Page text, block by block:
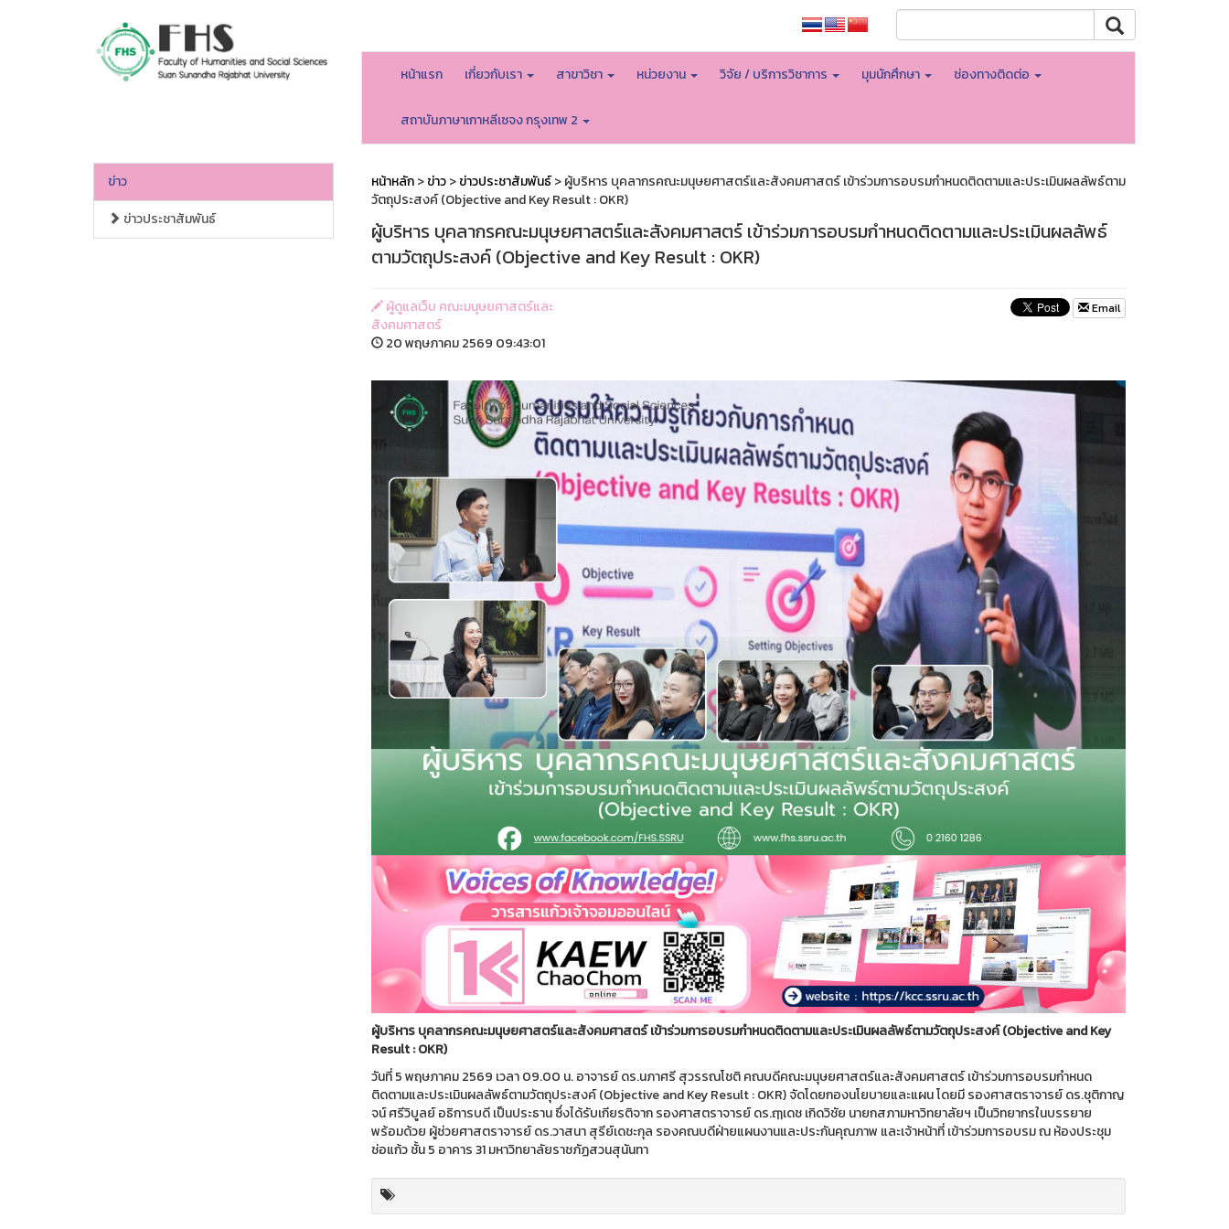
หน้าแรก เกี่ยวกับเรา สาขาวิชา หน่วยงาน วิจัย / บริการวิชาการ มุมนักศึกษา ช่องทางติดต่อ
สถาบันภาษาเกาหลีเซจง กรุงเทพ 2
ข่าว
ข่าวประชาสัมพันธ์
หน้าหลัก>ข่าว>ข่าวประชาสัมพันธ์> ผู้บริหาร บุคลากรคณะมนุษยศาสตร์และสังคมศาสตร์ เข้าร่วมการอบรมกำหนดติดตามและประเมินผลลัพธ์ตาม
วัตถุประสงค์ (Objective and Key Result : OKR)
ผู้บริหาร บุคลากรคณะมนุษยศาสตร์และสังคมศาสตร์ เข้าร่วมการอบรมกำหนดติดตามและประเมินผลลัพธ์
ตามวัตถุประสงค์ (Objective and Key Result : OKR)
ผู้ดูแลเว็บ คณะมนุษยศาสตร์และ
สังคมศาสตร์
20 พฤษภาคม 2569 09:43:01
Email
ผู้บริหาร บุคลากรคณะมนุษยศาสตร์และสังคมศาสตร์ เข้าร่วมการอบรมกำหนดติดตามและประเมินผลลัพธ์ตามวัตถุประสงค์ (Objective and Key
Result : OKR)
วันที่ 5 พฤษภาคม 2569 เวลา 09.00 น. อาจารย์ ดร.นภาศรี สุวรรณโชติ คณบดีคณะมนุษยศาสตร์และสังคมศาสตร์ เข้าร่วมการอบรมกำหนด
ติดตามและประเมินผลลัพธ์ตามวัตถุประสงค์ (Objective and Key Result : OKR) จัดโดยกองนโยบายและแผน โดยมี รองศาสตราจารย์ ดร.ชุติกาญ
จน์ ศรีวิบูลย์ อธิการบดี เป็นประธาน ซึ่งได้รับเกียรติจาก รองศาสตราจารย์ ดร.ฤๅเดช เกิดวิชัย นายกสภามหาวิทยาลัยฯ เป็นวิทยากรในบรรยาย
พร้อมด้วย ผู้ช่วยศาสตราจารย์ ดร.วาสนา สุรีย์เดชะกุล รองคณบดีฝ่ายแผนงานและประกันคุณภาพ และเจ้าหน้าที่ เข้าร่วมการอบรม ณ ห้องประชุม
ช่อแก้ว ชั้น 5 อาคาร 31 มหาวิทยาลัยราชภัฏสวนสุนันทา